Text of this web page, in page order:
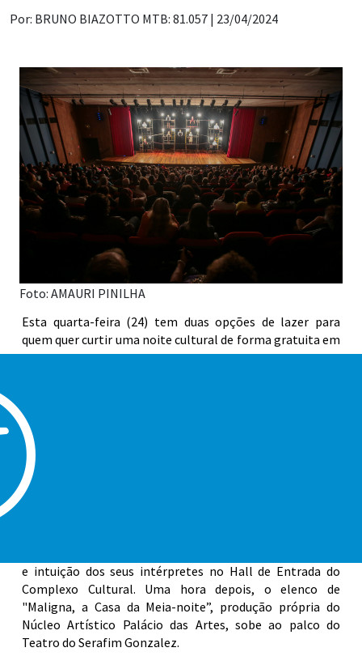
Por: BRUNO BIAZOTTO MTB: 81.057 | 23/04/2024
Foto: AMAURI PINILHA
Esta quarta-feira (24) tem duas opções de lazer para
quem quer curtir uma noite cultural de forma gratuita em
Praia Grande. No Palácio das Artes, a apresentação
horas, prometem trazer entretenimento aos moradores
e turistas. A retirada de ingressos só é necessária para a
peça teatral, com início da distribuição a partir das 19
horas.
Dando início à programação, a apresentação “Kravos
e intuição dos seus intérpretes no Hall de Entrada do
Complexo Cultural. Uma hora depois, o elenco de
"Maligna, a Casa da Meia-noite”, produção própria do
Núcleo Artístico Palácio das Artes, sobe ao palco do
Teatro do Serafim Gonzalez.